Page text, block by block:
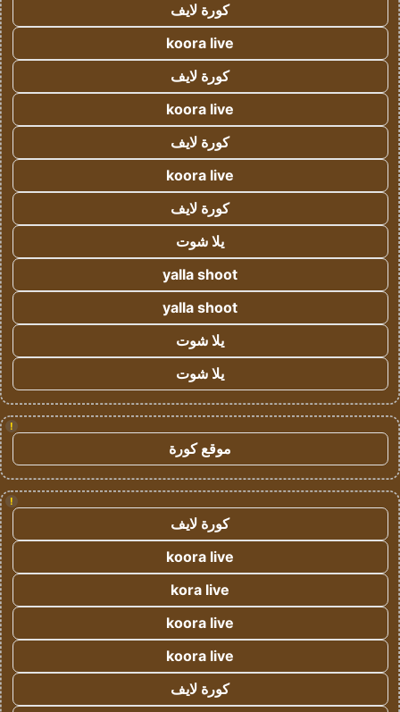
كورة لايف
koora live
كورة لايف
koora live
كورة لايف
koora live
كورة لايف
يلا شوت
yalla shoot
yalla shoot
يلا شوت
يلا شوت
!
موقع كورة
!
كورة لايف
koora live
kora live
koora live
koora live
كورة لايف